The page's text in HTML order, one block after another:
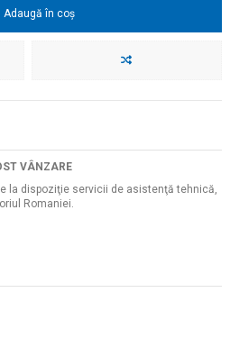
Adaugă în coș
VÂNZARE
la dispoziţie servicii de asistenţă tehnică,
Romaniei.